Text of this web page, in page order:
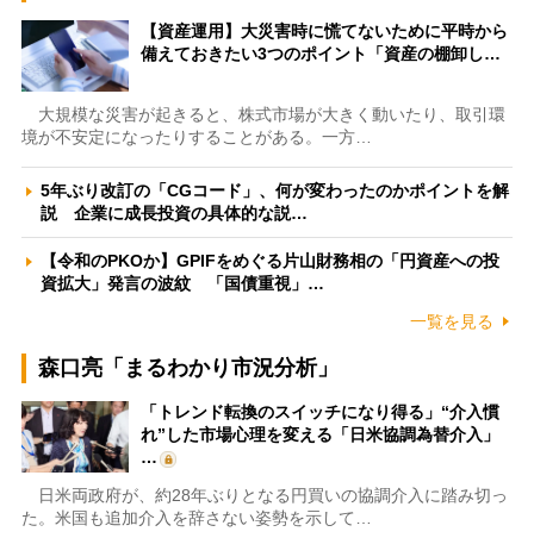
【資産運用】大災害時に慌てないために平時から
備えておきたい3つのポイント「資産の棚卸し…
大規模な災害が起きると、株式市場が大きく動いたり、取引環
境が不安定になったりすることがある。一方…
5年ぶり改訂の「CGコード」、何が変わったのかポイントを解
説 企業に成長投資の具体的な説…
【令和のPKOか】GPIFをめぐる片山財務相の「円資産への投
資拡大」発言の波紋 「国債重視」…
一覧を見る
森口亮「まるわかり市況分析」
「トレンド転換のスイッチになり得る」“介入慣
れ”した市場心理を変える「日米協調為替介入」
…
日米両政府が、約28年ぶりとなる円買いの協調介入に踏み切っ
た。米国も追加介入を辞さない姿勢を示して…